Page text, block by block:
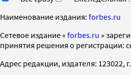
Наименование издания: forbes.ru
Cетевое издание « forbes.ru »
принятия решения о регистрации:
Адрес редакции, издателя: 123022,